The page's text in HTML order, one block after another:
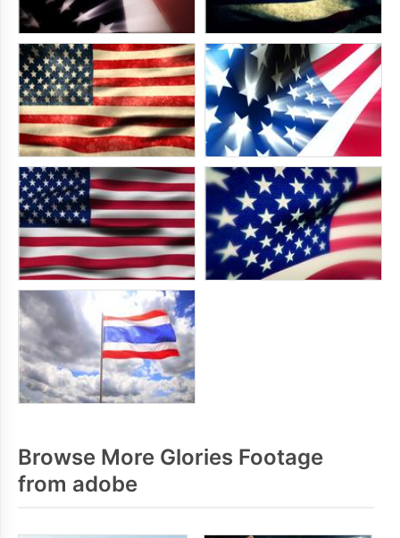
Browse More Glories Footage
from adobe